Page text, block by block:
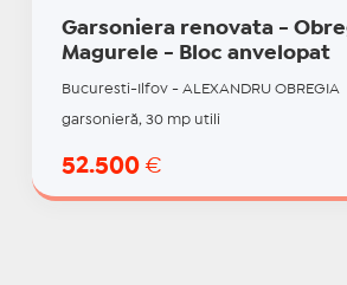
Garsoniera renovata -
Magurele - Bloc anvelopat
Bucuresti-Ilfov - ALEXANDRU OBREGIA
garsonieră, 30 mp utili
52.500 €